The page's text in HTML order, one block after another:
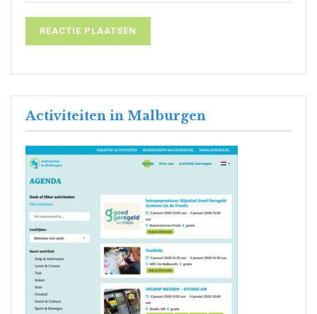
Activiteiten in Malburgen